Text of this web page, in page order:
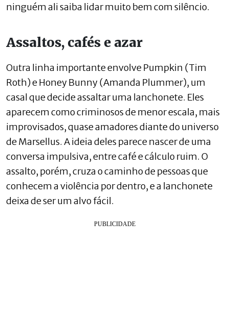
ninguém ali saiba lidar muito bem com silêncio.
Assaltos, cafés e azar
Outra linha importante envolve Pumpkin (Tim
Roth) e Honey Bunny (Amanda Plummer), um
casal que decide assaltar uma lanchonete. Eles
aparecem como criminosos de menor escala, mais
improvisados, quase amadores diante do universo
de Marsellus. A ideia deles parece nascer de uma
conversa impulsiva, entre café e cálculo ruim. O
assalto, porém, cruza o caminho de pessoas que
conhecem a violência por dentro, e a lanchonete
deixa de ser um alvo fácil.